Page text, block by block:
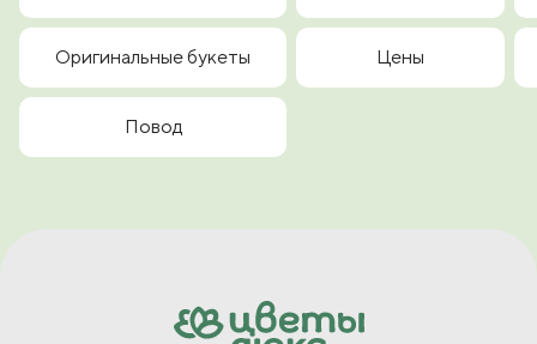
Оригинальные букеты Цены
Повод